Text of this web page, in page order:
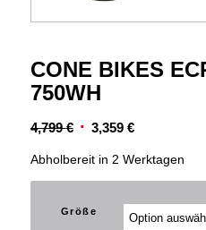
CONE BIKES
750WH
4,799€ Ursprünglicher
3,359 €Aktueller
Abholbereit in 2 Werktagen
Größe